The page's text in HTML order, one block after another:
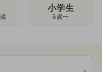
小学生
6歳〜